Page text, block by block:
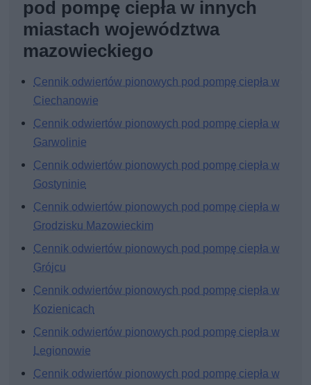
pod pompę ciepła w innych
miastach województwa
mazowieckiego
Cennik odwiertów pionowych pod pompę ciepła w
Ciechanowie
Cennik odwiertów pionowych pod pompę ciepła w
Garwolinie
Cennik odwiertów pionowych pod pompę ciepła w
Gostyninie
Cennik odwiertów pionowych pod pompę ciepła w
Grodzisku Mazowieckim
Cennik odwiertów pionowych pod pompę ciepła w
Grójcu
Cennik odwiertów pionowych pod pompę ciepła w
Kozienicach
Cennik odwiertów pionowych pod pompę ciepła w
Legionowie
Cennik odwiertów pionowych pod pompę ciepła w